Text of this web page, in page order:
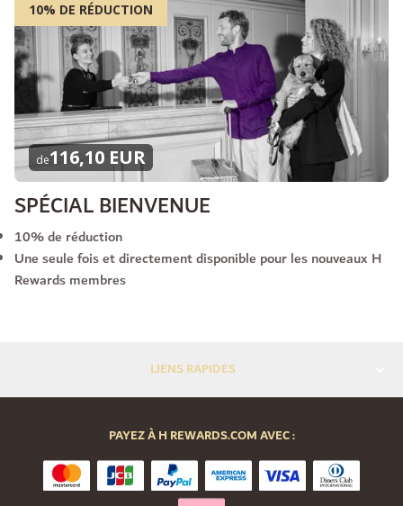
10% DE RÉDUCTION
de116,10 EUR
SPÉCIAL BIENVENUE
10% de réduction
Une seule fois et directement disponible pour les nouveaux H
Rewards membres
LIENS RAPIDES
PAYEZ À H REWARDS.COM AVEC :